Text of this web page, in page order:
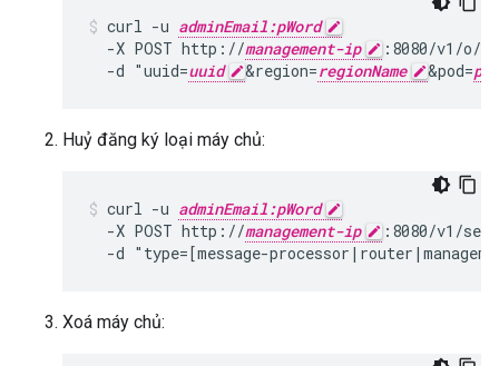
curl -u adminEmail:pWord
  -X POST http://
management-ip :8080/v1/o/
  -d "uuid=
uuid &region=regionName &pod=
Huỷ đăng ký loại máy chủ:
curl -u adminEmail:pWord
  -X POST http://
management-ip
:8080/v1/
-d "type=[message-
Xoá máy chủ: